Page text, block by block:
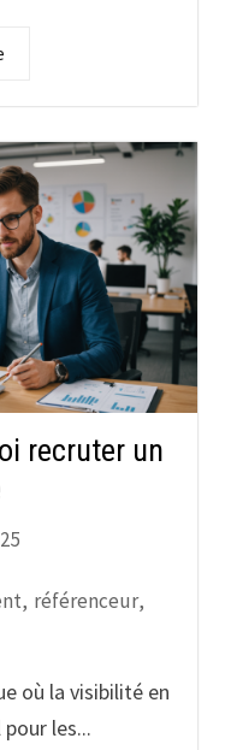
recruter un
, référenceur,
où la visibilité en
les...